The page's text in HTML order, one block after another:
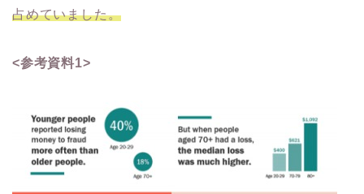
占めていました。
<参考資料1>